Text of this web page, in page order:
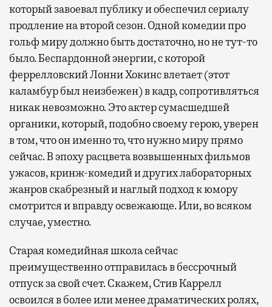
который завоевал публику и обеспечил сериалу
продление на второй сезон. Одной комедии про
гольф миру должно быть достаточно, но не тут-то
было. Беспардонной энергии, с которой
феррелловский Лонни Хокинс влетает (этот
каламбур был неизбежен) в кадр, сопротивляться
никак невозможно. Это актер сумасшедшей
органики, который, подобно своему герою, уверен
в том, что он именно то, что нужно миру прямо
сейчас. В эпоху расцвета возвышенных фильмов
ужасов, кринж-комедий и других лабораторных
жанров скабрезный и наглый подход к юмору
смотрится и вправду освежающе. Или, во всяком
случае, уместно.
Старая комедийная школа сейчас
преимущественно отправилась в бессрочный
отпуск за свой счет. Скажем, Стив Каррелл
освоился в более или менее драматических ролях,